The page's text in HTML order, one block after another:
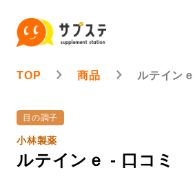
TOP 商品 ルテインｅ
目の調子
小林製薬
ルテインｅ - 口コミ